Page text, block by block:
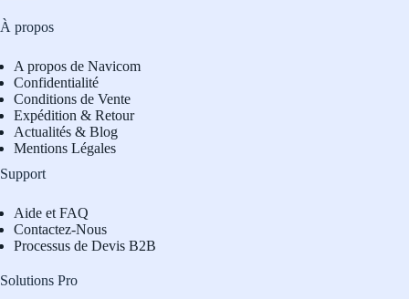
À propos
A propos de Navicom
Confidentialité
Conditions de Vente
Expédition & Retour
Actualités & Blog
Mentions Légales
Support
Aide et FAQ
Contactez-Nous
Processus de Devis B2B
Solutions Pro